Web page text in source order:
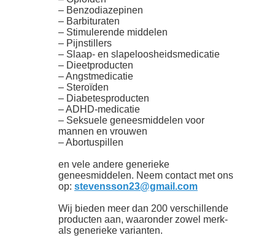
– Benzodiazepinen
– Barbituraten
– Stimulerende middelen
– Pijnstillers
– Slaap- en slapeloosheidsmedicatie
– Dieetproducten
– Angstmedicatie
– Steroïden
– Diabetesproducten
– ADHD-medicatie
– Seksuele geneesmiddelen voor
mannen en vrouwen
– Abortuspillen
en vele andere generieke
geneesmiddelen. Neem contact met ons
op: stevensson23@gmail.com
Wij bieden meer dan 200 verschillende
producten aan, waaronder zowel merk-
als generieke varianten.